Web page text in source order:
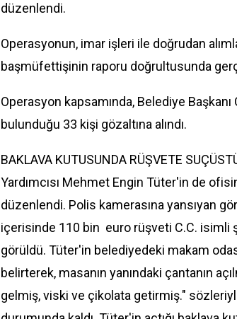
düzenlendi.
Operasyonun, imar işleri ile doğrudan
başmüfettişinin raporu doğrultusunda
Operasyon kapsamında, Belediye
bulunduğu 33 kişi gözaltına alındı.
BAKLAVA KUTUSUNDA RÜŞVETE
Yardımcısı Mehmet Engin Tüter'in de
düzenlendi. Polis kamerasına yansıyan
içerisinde 110 bin euro rüşveti C.C. isimli
görüldü. Tüter'in belediyedeki makam
belirterek, masanın yanındaki çantanın
gelmiş, viski ve çikolata getirmiş."